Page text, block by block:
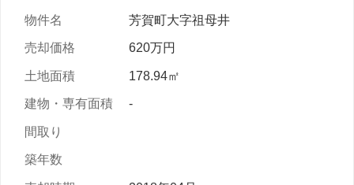
芳賀町大字祖母井
620万円
178.94㎡
-